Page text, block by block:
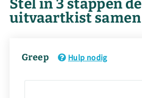
Stel in 3 stappen de
uitvaartkist samen
Greep Hulp nodig